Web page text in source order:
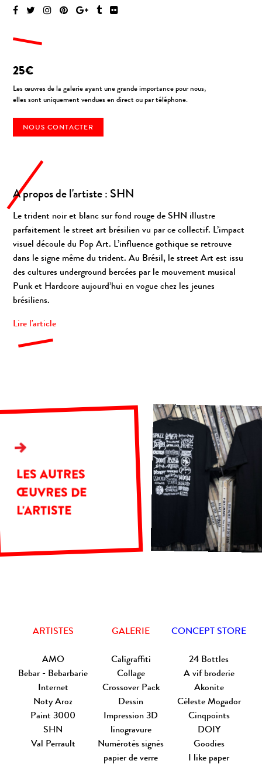
25€
Les œuvres de la galerie ayant une grande importance pour nous,
elles sont uniquement vendues en direct ou par téléphone.
NOUS CONTACTER
A propos de l'artiste : SHN
Le trident noir et blanc sur fond rouge de SHN illustre
parfaitement le street art brésilien vu par ce collectif. L’impact
visuel découle du Pop Art. L’influence gothique se retrouve
dans le signe même du trident. Au Brésil, le street Art est issu
des cultures underground bercées par le mouvement musical
Punk et Hardcore aujourd’hui en vogue chez les jeunes
brésiliens.
Lire l'article
LES AUTRES
ŒUVRES DE
L'ARTISTE
ARTISTES
AMO
Bebar - Bebarbarie
Internet
Noty Aroz
Paint 3000
SHN
Val Perrault
GALERIE
Caligraffiti
Collage
Crossover Pack
Dessin
Impression 3D
linogravure
Numérotés signés
papier de verre
CONCEPT STORE
24 Bottles
A vif broderie
Akonite
Céleste Mogador
Cinqpoints
DOIY
Goodies
I like paper